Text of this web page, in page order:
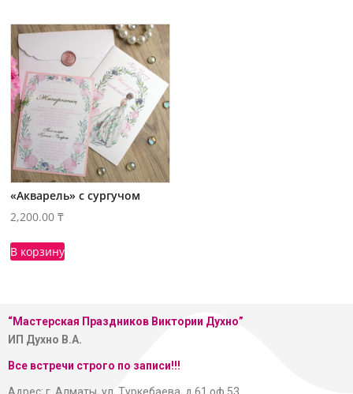
«Акварель» с сургучом
2,200.00₸
В корзину
“Мастерская Праздников Виктории Духно”
ИП Духно В.А.
Все встречи строго по записи!!!